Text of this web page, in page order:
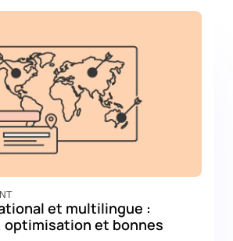
et multilingue :
et bonnes